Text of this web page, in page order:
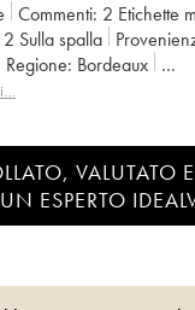
Commenti: 2 Etichette
2 Sulla spalla
Regione:
Bordeaux
Estèphe
VALUTATO
ESPERTO